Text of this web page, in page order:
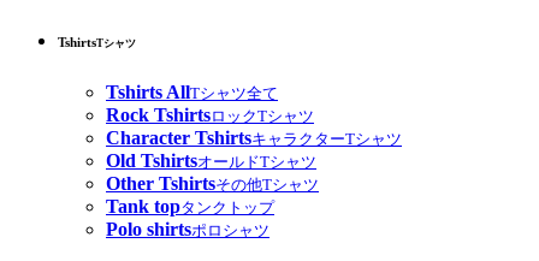
TshirtsTシャツ
Tshirts AllTシャツ全て
Rock TshirtsロックTシャツ
Character TshirtsキャラクターTシャツ
Old TshirtsオールドTシャツ
Other Tshirtsその他Tシャツ
Tank topタンクトップ
Polo shirtsポロシャツ